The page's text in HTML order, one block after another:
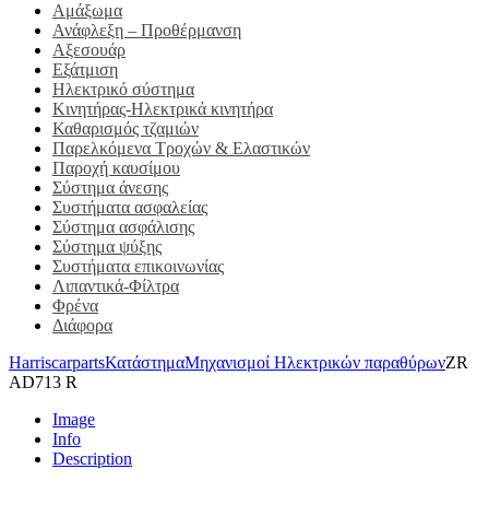
Αμάξωμα
Ανάφλεξη – Προθέρμανση
Αξεσουάρ
Εξάτμιση
Ηλεκτρικό σύστημα
Κινητήρας-Ηλεκτρικά κινητήρα
Καθαρισμός τζαμιών
Παρελκόμενα Τροχών & Ελαστικών
Παροχή καυσίμου
Σύστημα άνεσης
Συστήματα ασφαλείας
Σύστημα ασφάλισης
Σύστημα ψύξης
Συστήματα επικοινωνίας
Λιπαντικά-Φίλτρα
Φρένα
Διάφορα
HarriscarpartsΚατάστημαΜηχανισμοί Ηλεκτρικών παραθύρωνZR
AD713 R
Image
Info
Description